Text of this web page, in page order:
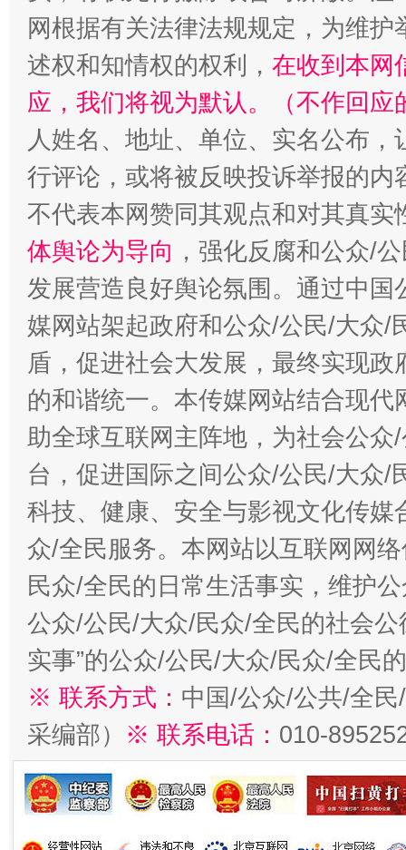
网根据有关法律法规规定，为维
述权和知情权的权利， 在收到本网
应，我们将视为默认。（不作回应
人姓名、地址、单位、实名公布
行评论，或将被反映投诉举报的
不代表本网赞同其观点和对其真实
体舆论为导向 ，强化反腐和公众/
发展营造良好舆论氛围。通过中
媒网站架起政府和公众/公民/大众/
盾，促进社会大发展，最终实现
的和谐统一。本传媒网站结合现
助全球互联网主阵地，为社会公
台，促进国际之间公众/公民/大众/
科技、健康、安全与影视文化传
众/全民服务。本网站以互联网网
民众/全民的日常生活事实，维护
公众/公民/大众/民众/全民的社会公
实事”的公众/公民/大众/民众/全民
※ 联系方式： 中国/公众/公共/全
采编部） ※ 联系电话： 010-